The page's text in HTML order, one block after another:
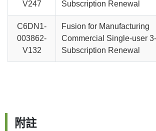
V247
Subscription Renewal
C6DN1-
003862-
V132
Fusion for Manufacturing
Commercial Single-user
Subscription Renewal
附註